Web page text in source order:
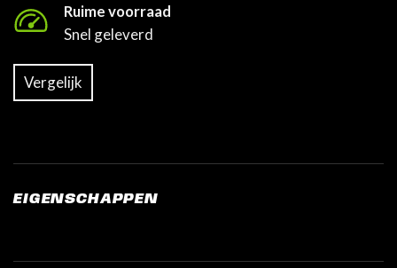
Ruime voorraad
Snel geleverd
Vergelijk
EIGENSCHAPPEN